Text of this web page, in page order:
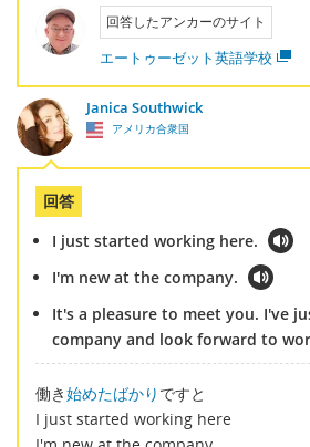
回答したアンカーのサイト
エートゥーゼット英語学校
Janica Southwick
アメリカ合衆国
回答
I just started working here.
I'm new at the company.
It's a pleasure to meet you. I've
company and look forward to
働き始めたばかり ですと
I just started working here